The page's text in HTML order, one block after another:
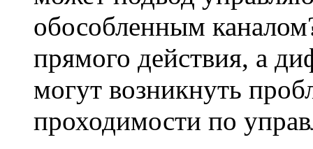
обособленным
прямого действия, а
могут возникнуть
проходимости по